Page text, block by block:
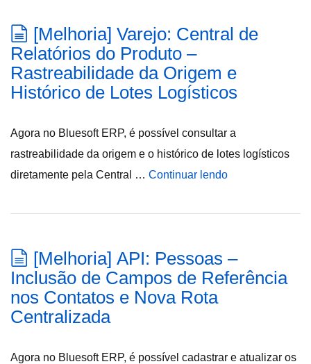
[Melhoria] Varejo: Central de
Relatórios do Produto –
Rastreabilidade da Origem e
Histórico de Lotes Logísticos
Agora no Bluesoft ERP, é possível consultar a
rastreabilidade da origem e o histórico de lotes logísticos
diretamente pela Central … Continuar lendo
[Melhoria] API: Pessoas –
Inclusão de Campos de Referência
nos Contatos e Nova Rota
Centralizada
Agora no Bluesoft ERP, é possível cadastrar e atualizar os